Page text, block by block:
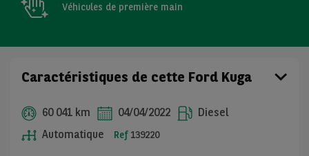
Véhicules de première main
Caractéristiques de cette Ford Kuga
60 041 km 04/04/2022
Diesel
Automatique
Ref 139220